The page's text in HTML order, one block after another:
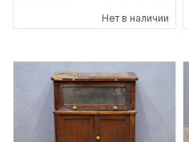
Нет в наличии